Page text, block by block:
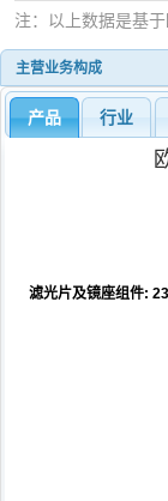
注：以上数据是基于
主营业务构成
产品 行业
滤光片及镜座组件: